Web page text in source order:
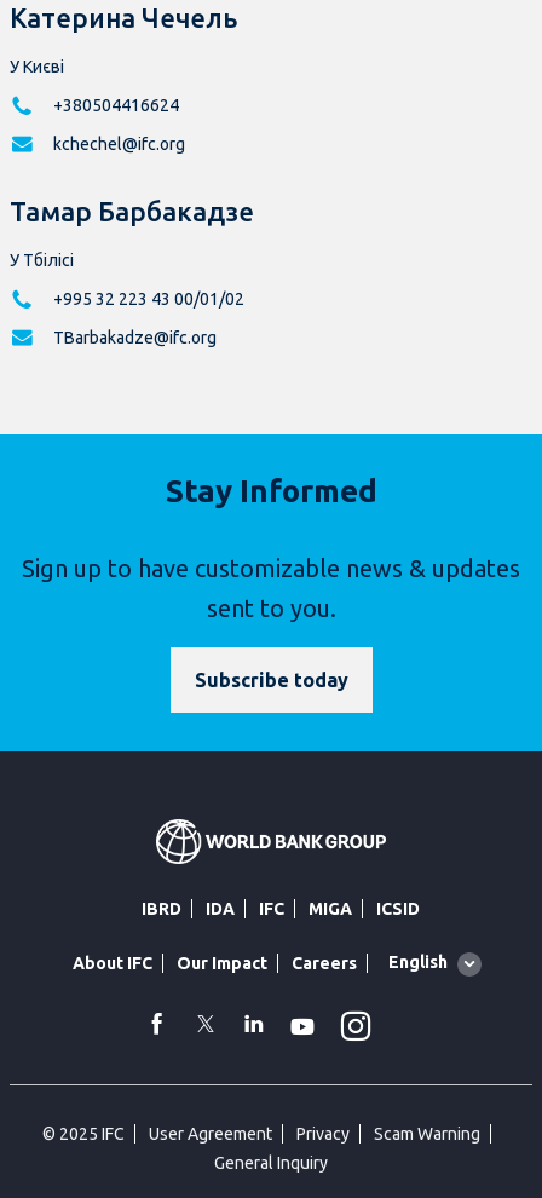
Катерина Чечель
У Києві
+380504416624
kchechel@ifc.org
Тамар Барбакадзе
У Тбілісі
+995 32 223 43 00/01/02
TBarbakadze@ifc.org
Stay Informed
Sign up to have customizable news & updates
sent to you.
Subscribe today
IBRD IDA IFC MIGA ICSID
About IFC Our Impact Careers
Global
English
facebook
TwitterLinkedin
Youtube
© 2025 IFC User Agreement Privacy
Scam Warning
General Inquiry